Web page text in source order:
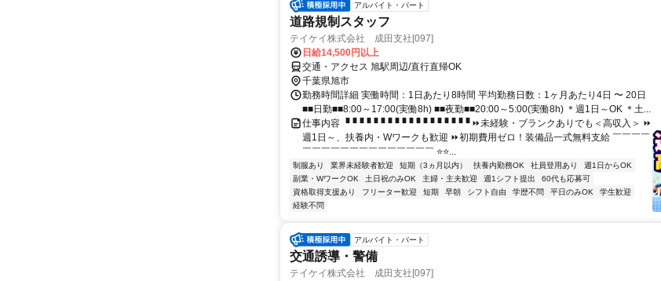
アルバイト・パート
道路規制スタッフ
テイケイ株式会社 成田支社[097]
日給14,500円以上
交通・アクセス 旭駅周辺/直行直帰OK
千葉県旭市
勤務時間詳細 実働時間：1日あたり8時間 平均勤務日数：1ヶ月あたり4日 〜 20日
■■日勤■■8:00～17:00(実働8h) ■■夜勤■■20:00～5:00(実働8h) ＊週1日～OK ＊土...
仕事内容 ▝▝▝▝▝▝▝▝▝▝▝▝▝▝▝▝▝▝ ⏩未経験・ブランクありでも＜高収入＞ ⏩
週1日～、扶養内・Wワークも歓迎 ⏩初期費用ゼロ！装備品一式無料支給 ￣￣￣￣
￣￣￣￣￣￣￣￣￣￣￣￣￣￣ ⭐⭐...
制服あり 業界未経験者歓迎 短期（3ヵ月以内） 扶養内勤務OK 社員登用あり
週1日からOK
副業・WワークOK
土日祝のみOK 主婦・主夫歓迎 週1シフト提出
60代も応募可
資格取得支援あり
フリーター歓迎 短期 早朝 シフト自由 学歴不問 平日のみOK
学生歓迎
経験不問
アルバイト・パート
交通誘導・警備
テイケイ株式会社 成田支社[097]